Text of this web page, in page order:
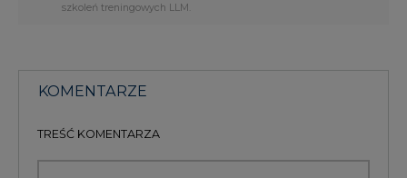
szkoleń treningowych LLM.
KOMENTARZE
TREŚĆ KOMENTARZA